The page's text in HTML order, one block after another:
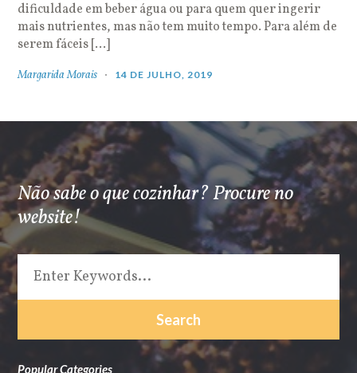
dificuldade em beber água ou para quem quer ingerir
mais nutrientes, mas não tem muito tempo. Para além de
serem fáceis […]
Margarida Morais 14 DE JULHO, 2019
Não sabe o que cozinhar? Procure no
website!
Popular Categories